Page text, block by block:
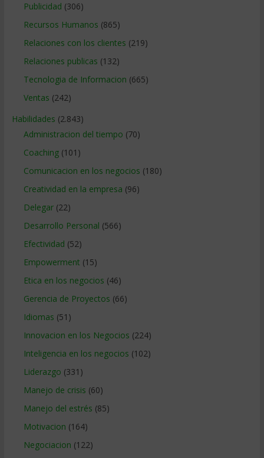
Publicidad (306)
Recursos Humanos (865)
Relaciones con los clientes (219)
Relaciones publicas (132)
Tecnologia de Informacion (665)
Ventas (242)
Habilidades (2.843)
Administracion del tiempo (70)
Coaching(101)
Comunicacion en los negocios (180)
Creatividad en la empresa (96)
Delegar(22)
Desarrollo Personal (566)
Efectividad (52)
Empowerment (15)
Etica en los negocios (46)
Gerencia de Proyectos (66)
Idiomas (51)
Innovacion en los Negocios (224)
Inteligencia en los negocios (102)
Liderazgo (331)
Manejo de crisis (60)
Manejo del estrés (85)
Motivacion (164)
Negociacion (122)